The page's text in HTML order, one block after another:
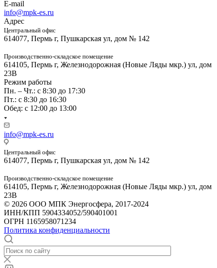
E-mail
info@mpk-es.ru
Адрес
Центральный офис
614077, Пермь г, Пушкарская ул, дом № 142
Производственно-складское помещение
614105, Пермь г, Железнодорожная (Новые Ляды мкр.) ул, дом
23В
Режим работы
Пн. – Чт.: с 8:30 до 17:30
Пт.: с 8:30 до 16:30
Обед: с 12:00 до 13:00
info@mpk-es.ru
Центральный офис
614077, Пермь г, Пушкарская ул, дом № 142
Производственно-складское помещение
614105, Пермь г, Железнодорожная (Новые Ляды мкр.) ул, дом
23В
© 2026 ООО МПК Энергосфера, 2017-2024
ИНН/КПП 5904334052/590401001
ОГРН 1165958071234
Политика конфиденциальности